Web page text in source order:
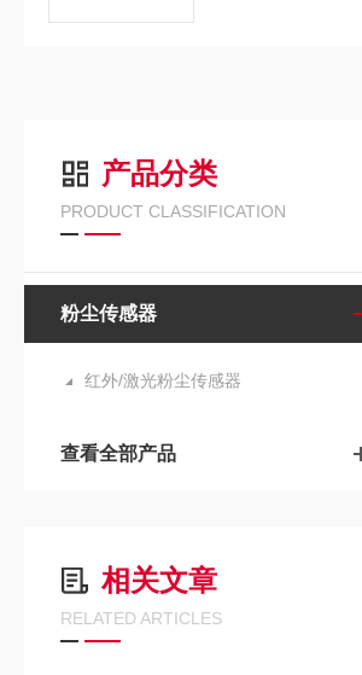
产品分类
PRODUCT CLASSIFICATION
粉尘传感器
红外/激光粉尘传感器
查看全部产品
相关文章
RELATED ARTICLES